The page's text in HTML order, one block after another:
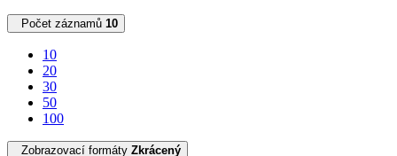
Počet záznamů 10
10
20
30
50
100
Zobrazovací formáty Zkrácený